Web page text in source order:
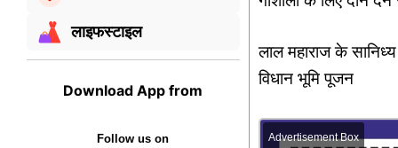
लाइफस्टाइल
Download App from
Follow us on
लाल महाराज के सानिध्य
विधान भूमि पूजन
Advertisement Box